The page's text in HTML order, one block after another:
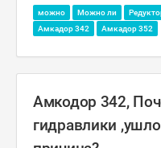
можно Можно ли
Амкадор 342
Амкадор 352
Амкодор 342,
гидравлики